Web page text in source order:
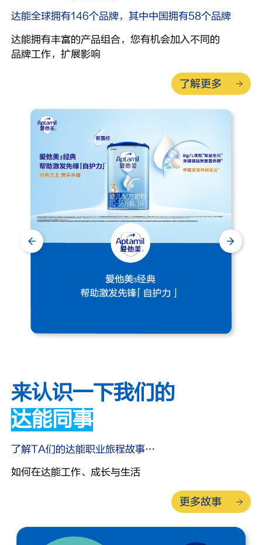
达能全球拥有146个品牌，其中中国拥有58个品牌
达能拥有丰富的产品组合，您有机会加入不同的
品牌工作，扩展影响
了解更多
来认识一下我们的
达能同事
了解TA们的达能职业旅程故事…
如何在达能工作、成长与生活
更多故事